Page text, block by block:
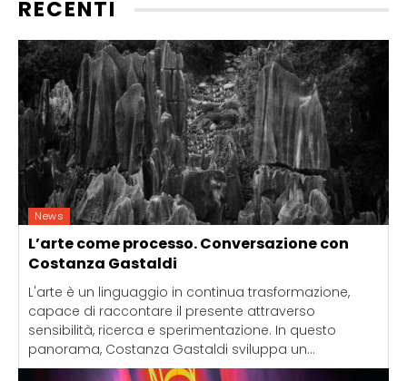
RECENTI
News
L’arte come processo. Conversazione con
Costanza Gastaldi
L'arte è un linguaggio in continua trasformazione,
capace di raccontare il presente attraverso
sensibilità, ricerca e sperimentazione. In questo
panorama, Costanza Gastaldi sviluppa un...